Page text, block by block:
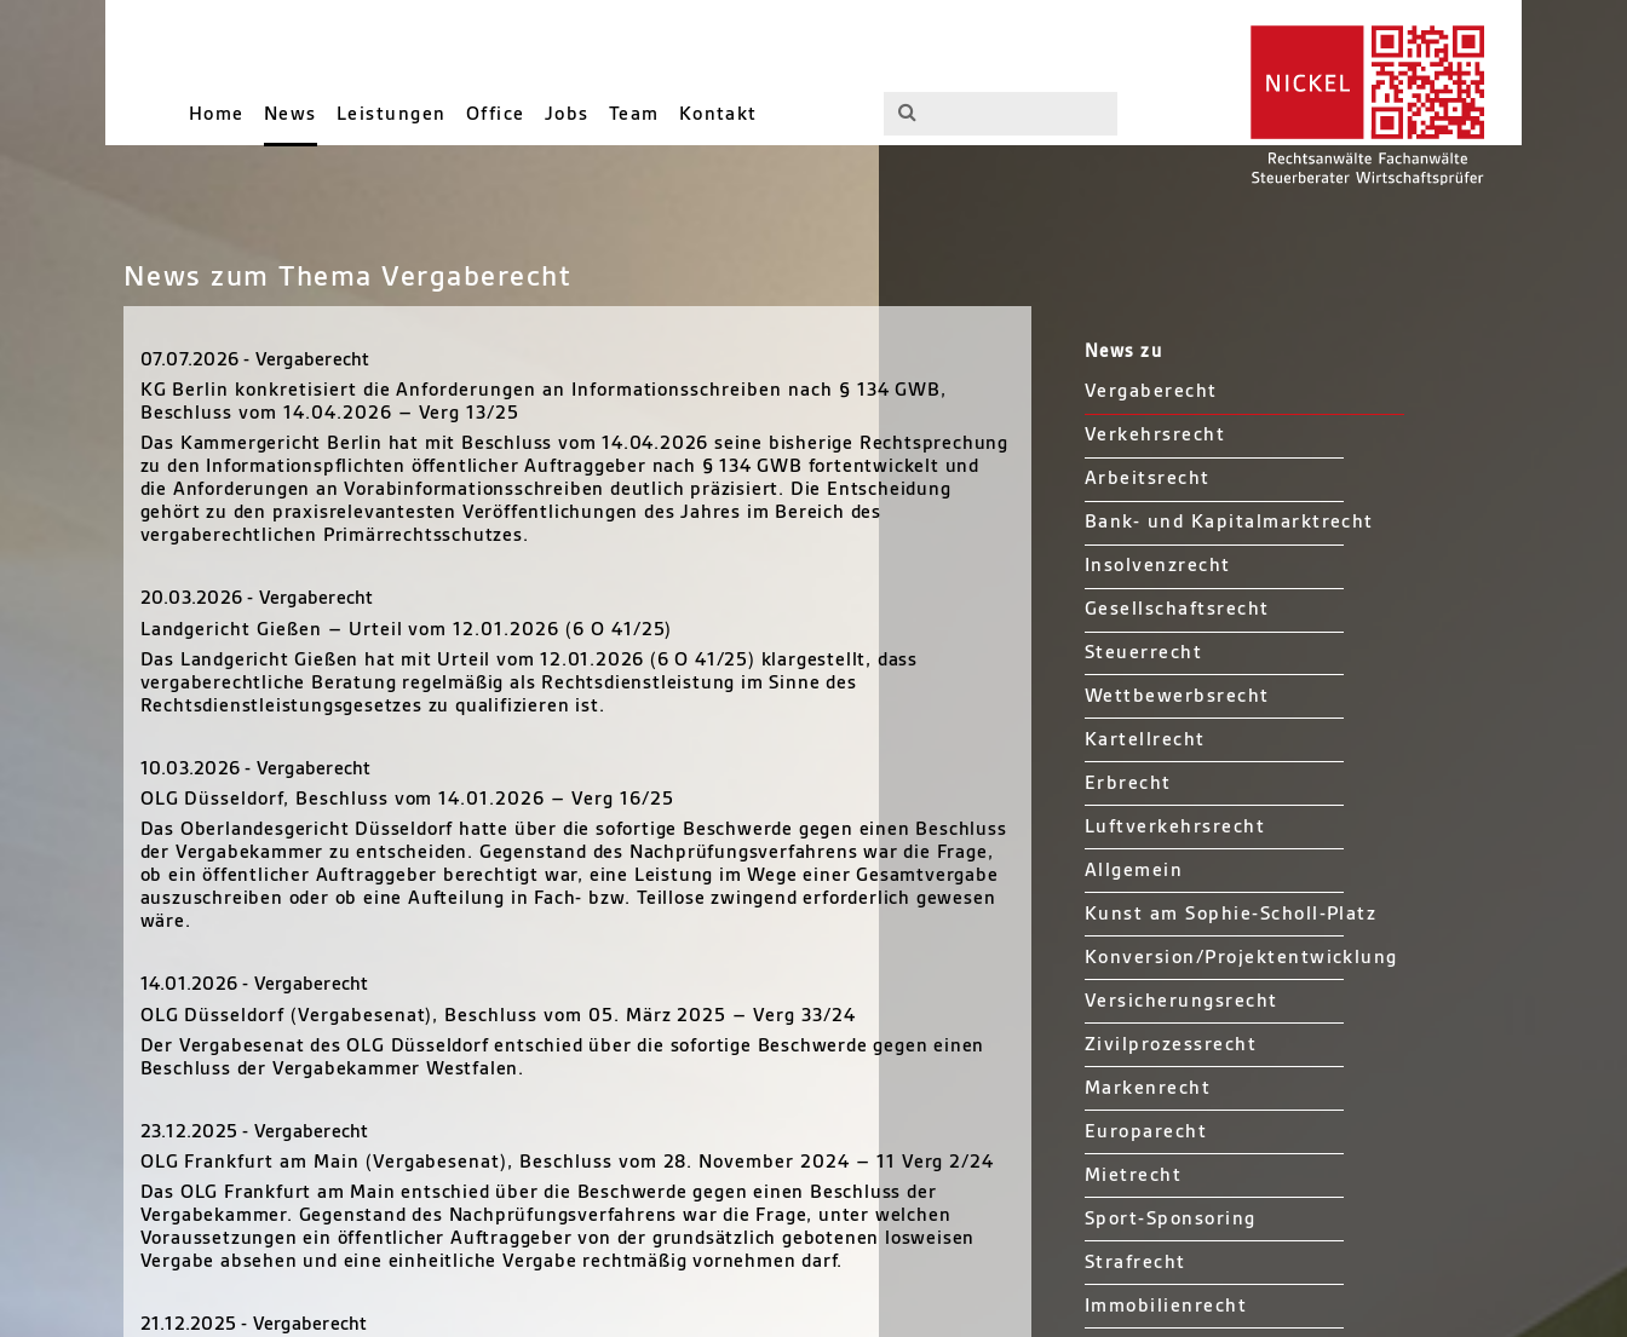
Home News Leistungen Office Jobs Team Kontakt
News zum Thema Vergaberecht
07.07.2026 - Vergaberecht
KG Berlin konkretisiert die Anforderungen an Informationsschreiben nach § 134 GWB,
Beschluss vom 14.04.2026 – Verg 13/25
Das Kammergericht Berlin hat mit Beschluss vom 14.04.2026 seine bisherige Rechtsprechung
zu den Informationspflichten öffentlicher Auftraggeber nach § 134 GWB fortentwickelt und
die Anforderungen an Vorabinformationsschreiben deutlich präzisiert. Die Entscheidung
gehört zu den praxisrelevantesten Veröffentlichungen des Jahres im Bereich des
vergaberechtlichen Primärrechtsschutzes.
20.03.2026 - Vergaberecht
Landgericht Gießen – Urteil vom 12.01.2026 (6 O 41/25)
Das Landgericht Gießen hat mit Urteil vom 12.01.2026 (6 O 41/25) klargestellt, dass
vergaberechtliche Beratung regelmäßig als Rechtsdienstleistung im Sinne des
Rechtsdienstleistungsgesetzes zu qualifizieren ist.
10.03.2026 - Vergaberecht
OLG Düsseldorf, Beschluss vom 14.01.2026 – Verg 16/25
Das Oberlandesgericht Düsseldorf hatte über die sofortige Beschwerde gegen einen Beschluss
der Vergabekammer zu entscheiden. Gegenstand des Nachprüfungsverfahrens war die Frage,
ob ein öffentlicher Auftraggeber berechtigt war, eine Leistung im Wege einer Gesamtvergabe
auszuschreiben oder ob eine Aufteilung in Fach- bzw. Teillose zwingend erforderlich gewesen
wäre.
14.01.2026 - Vergaberecht
OLG Düsseldorf (Vergabesenat), Beschluss vom 05. März 2025 – Verg 33/24
Der Vergabesenat des OLG Düsseldorf entschied über die sofortige Beschwerde gegen einen
Beschluss der Vergabekammer Westfalen.
23.12.2025 - Vergaberecht
OLG Frankfurt am Main (Vergabesenat), Beschluss vom 28. November 2024 – 11 Verg 2/24
Das OLG Frankfurt am Main entschied über die Beschwerde gegen einen Beschluss der
Vergabekammer. Gegenstand des Nachprüfungsverfahrens war die Frage, unter welchen
Voraussetzungen ein öffentlicher Auftraggeber von der grundsätzlich gebotenen losweisen
Vergabe absehen und eine einheitliche Vergabe rechtmäßig vornehmen darf.
21.12.2025 - Vergaberecht
News zu
Vergaberecht
Verkehrsrecht
Arbeitsrecht
Bank- und Kapitalmarktrecht
Insolvenzrecht
Gesellschaftsrecht
Steuerrecht
Wettbewerbsrecht
Kartellrecht
Erbrecht
Luftverkehrsrecht
Allgemein
Kunst am Sophie-Scholl-Platz
Konversion/Projektentwicklung
Versicherungsrecht
Zivilprozessrecht
Markenrecht
Europarecht
Mietrecht
Sport-Sponsoring
Strafrecht
Immobilienrecht